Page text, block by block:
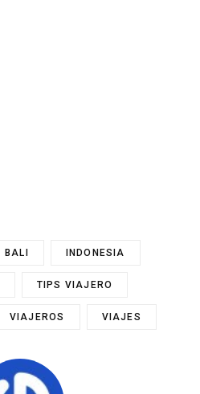
BALI INDONESIA
TIPS VIAJERO
VIAJEROS VIAJES